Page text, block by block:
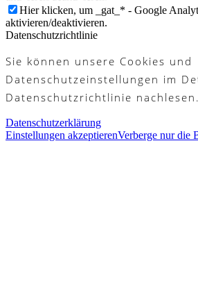
Hier klicken, um _gat_* - Google
aktivieren/deaktivieren.
Datenschutzrichtlinie
Sie können unsere Cookies und
Datenschutzeinstellungen im
Datenschutzrichtlinie nachlesen.
Datenschutzerklärung
Einstellungen akzeptierenVerberge nur die